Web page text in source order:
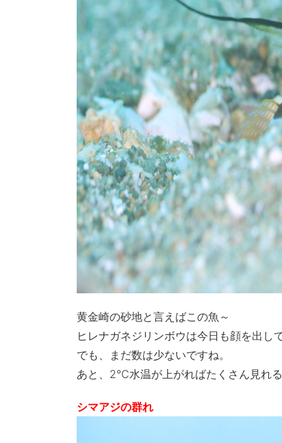
黄金崎の砂地と言えばこの魚～
ヒレナガネジリンボウは今日も顔を出し
でも、まだ数は少ないですね。
あと、2℃水温が上がればたくさん見れ
シマアジの群れ